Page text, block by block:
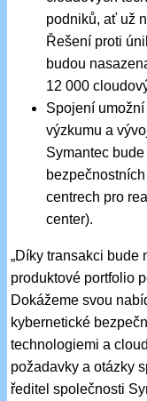
podniků, ať už
Řešení proti
budou
12 000
Spojení
výzkumu a
Symantec
centrech pro
center).
„Díky transakci bude
produktové portfolio
Dokážeme svou
kybernetické
technologiemi a
požadavky a otázky
ředitel společnosti